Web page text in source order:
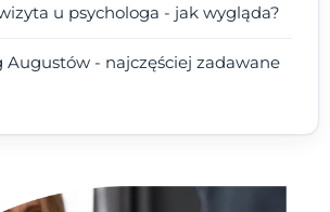
u psychologa - jak wygląda?
Augustów - najczęściej zadawane